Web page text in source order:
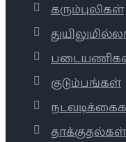
கரும்புலிகள்
குடும்பங்கள்
தாக்குதல்கள்